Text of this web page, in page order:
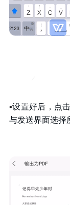
▪设置好后，点
与发送界面选择